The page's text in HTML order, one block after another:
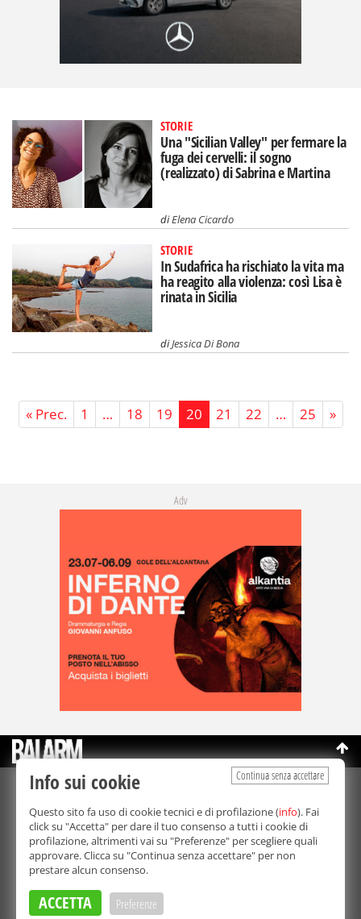
STORIE
Una "Sicilian Valley" per fermare la
fuga dei cervelli: il sogno
(realizzato) di Sabrina e Martina
diElena Cicardo
STORIE
In Sudafrica ha rischiato la vita ma
ha reagito alla violenza: così Lisa è
rinata in Sicilia
diJessica Di Bona
« Prec. 1 … 18 19 20 21 22 … 25 »
Adv
©Copyright 2003-2026
Bmedia Srl- P.IVA 07064240828
La riproduzione totale o parziale di tutti i contenuti, in qualunque
forma, su qualsiasi supporto è proibita.
Balarm.it è una testata giornalistica registrata. Autorizzazione del
Tribunale di Palermo n° 32 del 21/10/2003
Direttore responsabile:
Continua senza accettare
Info sui cookie
Questo sito fa uso di cookie tecnici e di profilazione (info). Fai
click su "Accetta" per dare il tuo consenso a tutti i cookie di
profilazione, altrimenti vai su "Preferenze" per scegliere quali
approvare. Clicca su "Continua senza accettare" per non
prestare alcun consenso.
ACCETTA Preferenze